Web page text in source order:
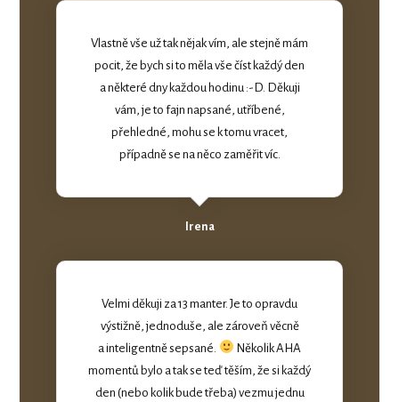
Vlastně vše už tak nějak vím, ale stejně mám
pocit, že bych si to měla vše číst každý den
a některé dny každou hodinu :-D. Děkuji
vám, je to fajn napsané, utříbené,
přehledné, mohu se k tomu vracet,
případně se na něco zaměřit víc.
Irena
Velmi děkuji za 13 manter. Je to opravdu
výstižně, jednoduše, ale zároveň věcně
a inteligentně sepsané.
Několik AHA
momentů bylo a tak se teď těším, že si každý
den (nebo kolik bude třeba) vezmu jednu